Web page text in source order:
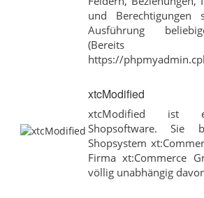
und
Ausführung
(Bereits
https://
xtcModified
xtcModified ist
Shopsoftware. Sie
Shopsystem
Firma xt:Commerce
völlig unabhängig